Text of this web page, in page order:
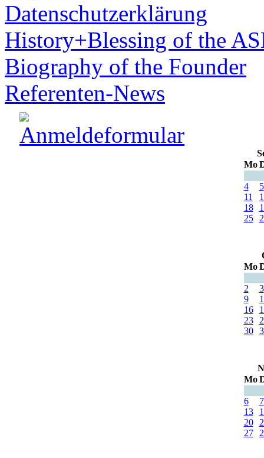
Datenschutzerklärung
History+Blessing of the
Biography of the Founder
Referenten-News
Mo
4
5
11
18
25
Mo
2
3
9
16
23
30
Mo
6
7
13
20
27